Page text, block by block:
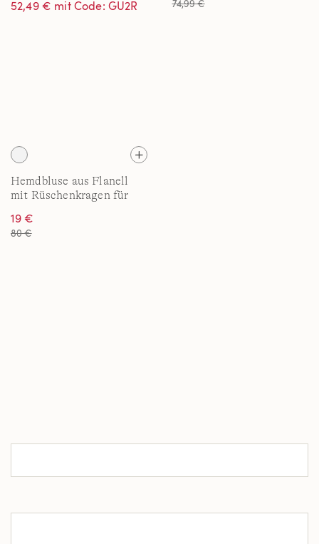
52,49 € mit Code: GU2R
74,99 €
Hemdbluse aus Flanell
mit Rüschenkragen für
19 €
80 €